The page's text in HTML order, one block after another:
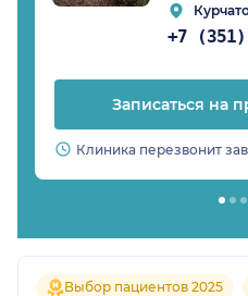
Записаться на
Клиника перезвонит
Выбор пациентов 2025